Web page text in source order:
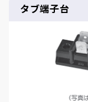
タブ端子台